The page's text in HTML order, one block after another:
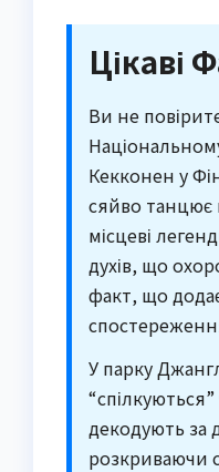
Цікаві
Ви не
Кекконен у
сяйво танцює
місцеві
духів, що
факт, що
У парку
“спілкуються”
декодують за
розкриваючи